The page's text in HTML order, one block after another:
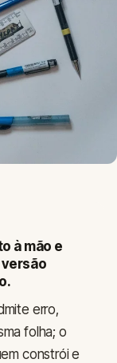
à mão e
erro,
folha; o
constrói e